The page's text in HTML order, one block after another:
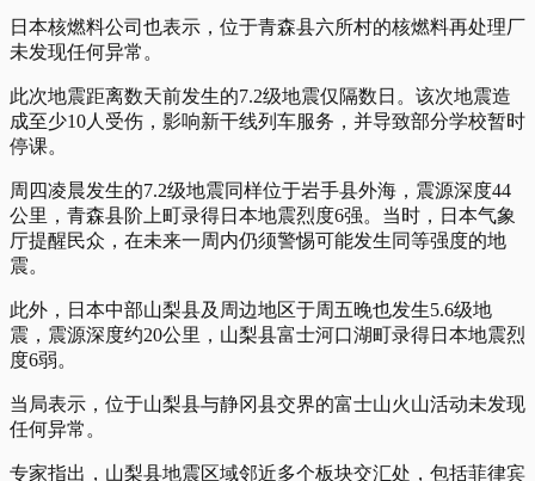
日本核燃料公司也表示，位于青森县六所村的核燃料再处理厂
未发现任何异常。
此次地震距离数天前发生的7.2级地震仅隔数日。该次地震造
成至少10人受伤，影响新干线列车服务，并导致部分学校暂时
停课。
周四凌晨发生的7.2级地震同样位于岩手县外海，震源深度44
公里，青森县阶上町录得日本地震烈度6强。当时，日本气象
厅提醒民众，在未来一周内仍须警惕可能发生同等强度的地
震。
此外，日本中部山梨县及周边地区于周五晚也发生5.6级地
震，震源深度约20公里，山梨县富士河口湖町录得日本地震烈
度6弱。
当局表示，位于山梨县与静冈县交界的富士山火山活动未发现
任何异常。
专家指出，山梨县地震区域邻近多个板块交汇处，包括菲律宾